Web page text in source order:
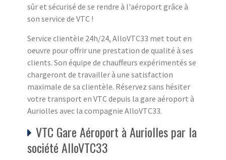
sûr et sécurisé de se rendre à l'aéroport grâce à
son service de VTC !
Service clientèle 24h/24, AlloVTC33 met tout en
oeuvre pour offrir une prestation de qualité à ses
clients. Son équipe de chauffeurs expérimentés se
chargeront de travailler à une satisfaction
maximale de sa clientèle. Réservez sans hésiter
votre transport en VTC depuis la gare aéroport à
Auriolles avec la compagnie AlloVTC33.
VTC Gare Aéroport à Auriolles par la
société AlloVTC33